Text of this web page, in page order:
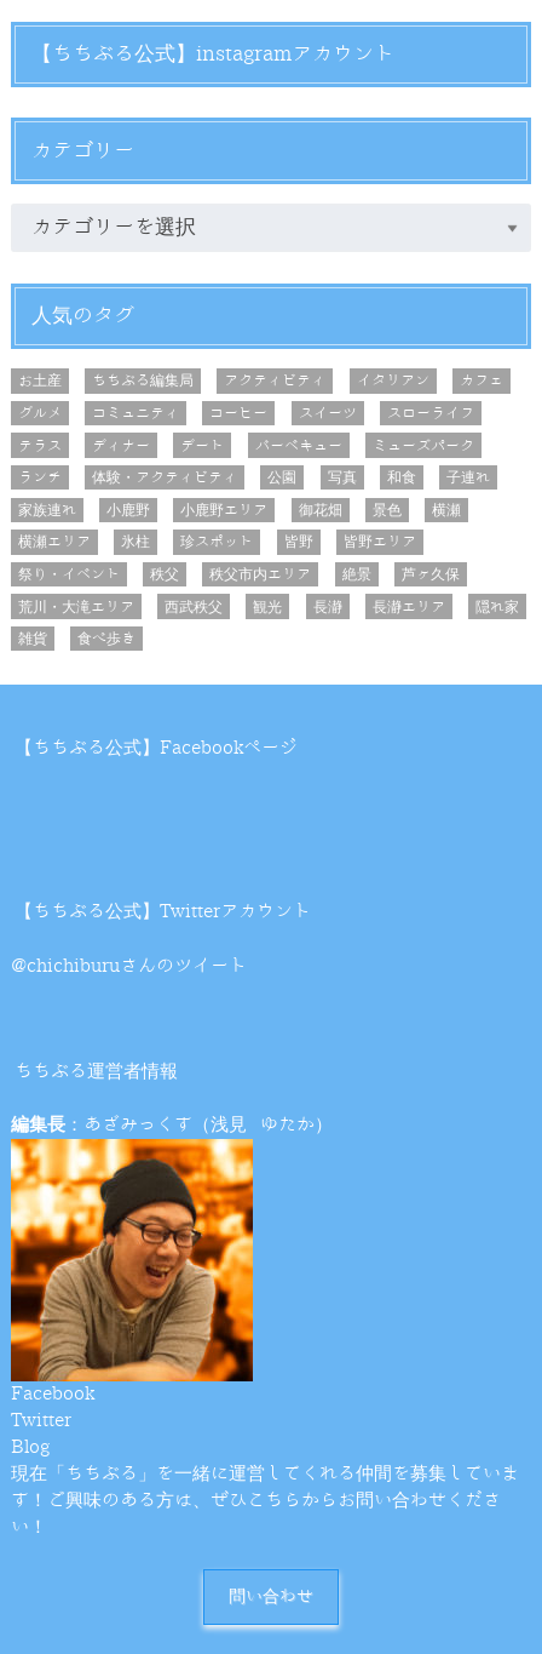
【ちちぶる公式】instagramアカウント
カテゴリー
人気のタグ
お土産 ちちぶる編集局 アクティビティ イタリアン
カフェ
グルメ
コミュニティ コーヒー スイーツ
スローライフ
テラス
ディナー デート バーベキュー
ミューズパーク
ランチ
体験・アクティビティ 公園 写真 和食
子連れ
家族連れ
小鹿野 小鹿野エリア 御花畑 景色
横瀬
横瀬エリア
氷柱 珍スポット 皆野
皆野エリア
祭り・イベント
秩父 秩父市内エリア 絶景
芦ヶ久保
荒川・大滝エリア
西武秩父 観光 長瀞 長瀞エリア
隠れ家
雑貨
食べ歩き
【ちちぶる公式】Facebookページ
【ちちぶる公式】Twitterアカウント
@chichiburuさんのツイート
ちちぶる運営者情報
編集長：あざみっくす（浅見 ゆたか）
Facebook
Twitter
Blog
現在「ちちぶる」を一緒に運営してくれる仲間を募集していま
す！ご興味のある方は、ぜひこちらからお問い合わせくださ
い！
問い合わせ